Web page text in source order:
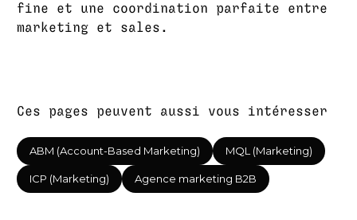
fine et une coordination parfaite entre
marketing et sales.
Ces pages peuvent aussi vous intéresser
ABM (Account-Based Marketing) MQL (Marketing)
ICP (Marketing) Agence marketing B2B